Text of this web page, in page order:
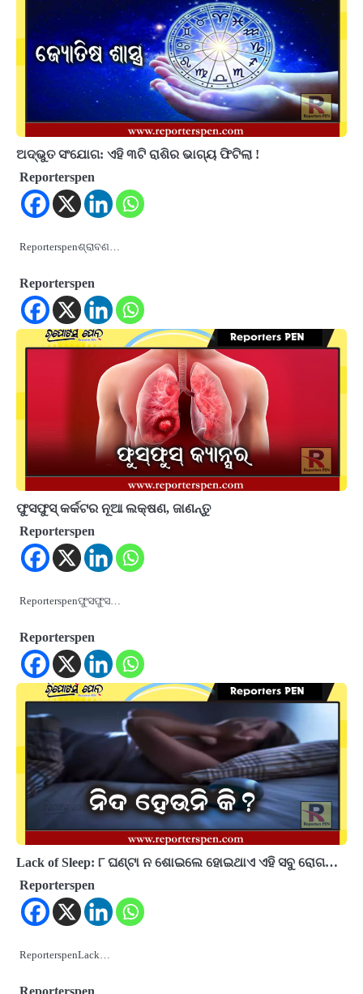
ଅଦ୍ଭୁତ ସଂଯୋଗ: ଏହି ୩ଟି ରାଶିର ଭାଗ୍ୟ ଫିଟିଲା !
Reporterspen
Reporterspenଶ୍ରାବଣ…
Reporterspen
ଫୁସଫୁସ୍ କର୍କଟର ନୂଆ ଲକ୍ଷଣ, ଜାଣନ୍ତୁ
Reporterspen
Reporterspenଫୁସଫୁସ…
Reporterspen
Lack of Sleep: ୮ ଘଣ୍ଟା ନ ଶୋଇଲେ ହୋଇଥାଏ ଏହି ସବୁ ରୋଗ…
Reporterspen
ReporterspenLack…
Reporterspen